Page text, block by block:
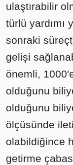
ulaştırabilir
türlü yardımı
sonraki
gelişi
önemli,
olduğunu
olduğunu
ölçüsünde
olabildiğince
getirme